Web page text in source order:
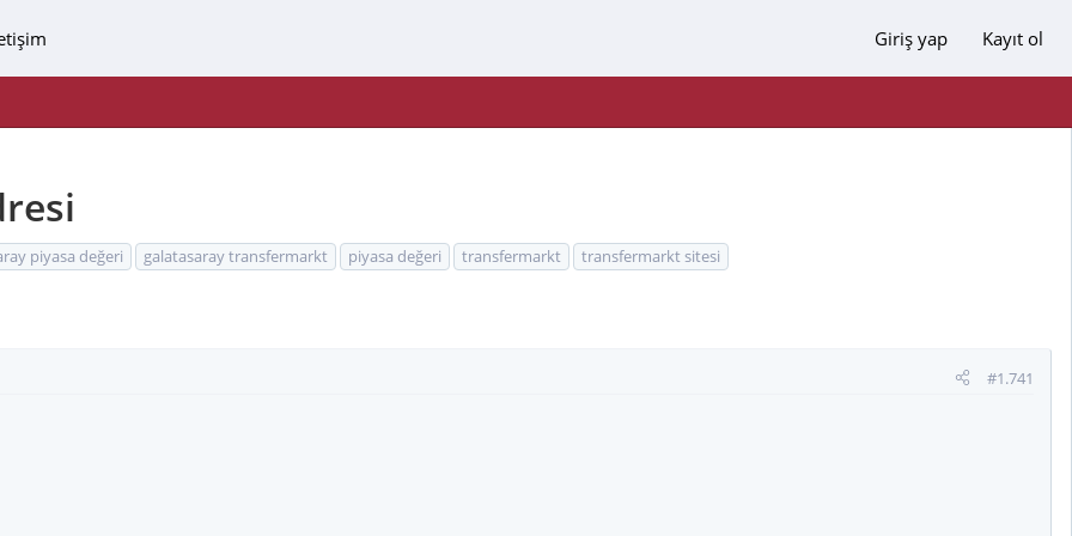
Giriş yap Kayıt ol
piyasa değeri galatasaray transfermarkt piyasa değeri transfermarkt transfermarkt sitesi
#1.741